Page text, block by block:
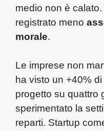
medio non è
registrato meno
morale.
Le imprese non
ha visto un +40%
progetto su quattro
sperimentato la
reparti. Startup